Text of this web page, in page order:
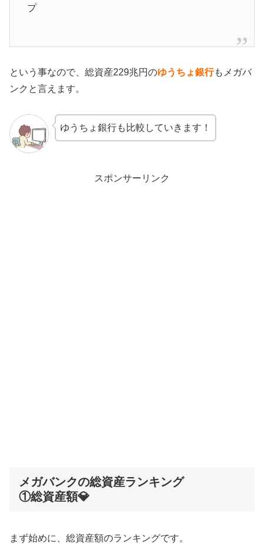
プ
という事なので、総資産229兆円のゆうちょ銀行もメガバ
ンクと言えます。
ゆうちょ銀行も比較していきます！
スポンサーリンク
メガバンクの総資産ランキング
①総資産額💎
まず始めに、総資産額のランキングです。